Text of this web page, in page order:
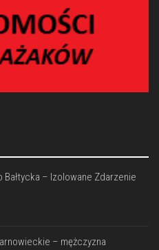
Bałtycka – Izolowane Zdarzenie
– mężczyzna